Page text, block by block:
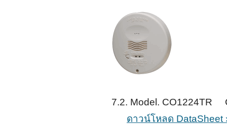
7.2. Model. CO1224TR
ดาวน์โหลด DataSheet